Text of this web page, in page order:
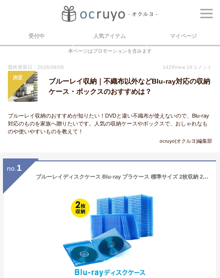
受付中 人気アイテム マイページ
本ページはプロモーションを含みます
最終更新日：2026/08/08 1429View 16 コメント
決定
ブルーレイ収納｜不織布以外などBlu-ray対応の収納
ケース・ボックスのおすすめは？
ブルーレイ収納のおすすめが知りたい！DVDと違い不織布が使えないので、Blu-ray
対応のものを家族へ贈りたいです。人気の収納ケースやボックスで、おしゃれなも
のや使いやすいものを教えて！
ocruyo(オクルヨ)編集部
no. 1
ブルーレイディスクケース Blu-ray プラケース 標準サイズ 2枚収納 25個セット メディアケース ブルー